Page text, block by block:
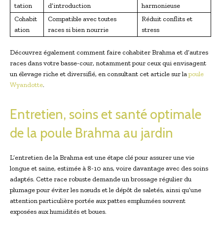
tation
d’introduction
harmonieuse
Cohabit
ation
Compatible avec toutes
races si bien nourrie
Réduit conflits et
stress
Découvrez également comment faire cohabiter Brahma et d’autres
races dans votre basse-cour, notamment pour ceux qui envisagent
un élevage riche et diversifié, en consultant cet article sur lapoule
Wyandotte.
Entretien, soins et santé optimale
de la poule Brahma au jardin
L’entretien de la Brahma est une étape clé pour assurer une vie
longue et saine, estimée à 8-10 ans, voire davantage avec des soins
adaptés. Cette race robuste demande un brossage régulier du
plumage pour éviter les nœuds et le dépôt de saletés, ainsi qu’une
attention particulière portée aux pattes emplumées souvent
exposées aux humidités et boues.